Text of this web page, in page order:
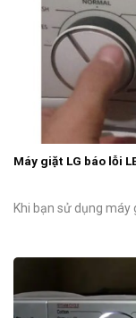
Máy giặt LG báo lỗi
Khi bạn sử dụng máy